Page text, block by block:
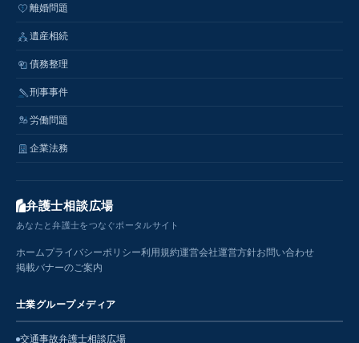
離婚問題
遺産相続
債務整理
刑事事件
労働問題
企業法務
弁護士相談広場
あなたと弁護士をつなぐポータルサイト
ホームプライバシーポリシー利用規約運営会社運営方針お問い合わせ
掲載バナーのご案内
士業グループメディア
交通事故弁護士相談広場